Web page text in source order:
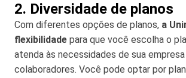
2. Diversidade de planos
Com diferentes opções de planos, a
flexibilidade para que você escolha o
atenda às necessidades de sua
colaboradores. Você pode optar por